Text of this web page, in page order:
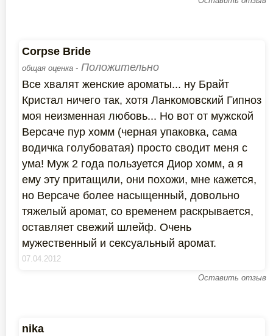
Corpse Bride
общая оценка - Положительно
Все хвалят женские ароматы... ну Брайт
Кристал ничего так, хотя Ланкомовский Гипноз
моя неизменная любовь... Но вот от мужской
Версаче пур хомм (черная упаковка, сама
водичка голубоватая) просто сводит меня с
ума! Муж 2 года пользуется Диор хомм, а я
ему эту притащили, они похожи, мне кажется,
но Версаче более насыщенный, довольно
тяжелый аромат, со временем раскрывается,
оставляет свежий шлейф. Очень
мужественный и сексуальный аромат.
07.04.2012
Оставить отзыв
nika